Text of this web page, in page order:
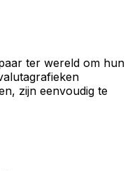
ter wereld om hun
zijn eenvoudig te